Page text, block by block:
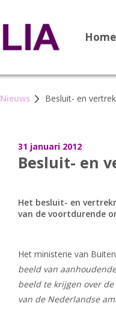
Home
Nieuws Besluit- en
31 januari 2012
Besluit- en
Het besluit- en
van de voortdurende
Het ministerie van
beeld van
beeld te krijgen over
van de Nederlandse